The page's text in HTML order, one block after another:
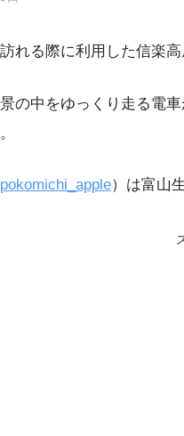
れる際に利用した信楽高
の中をゆっくり走る電
）は富山